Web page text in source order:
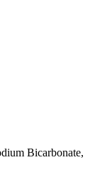
Bicarbonate,